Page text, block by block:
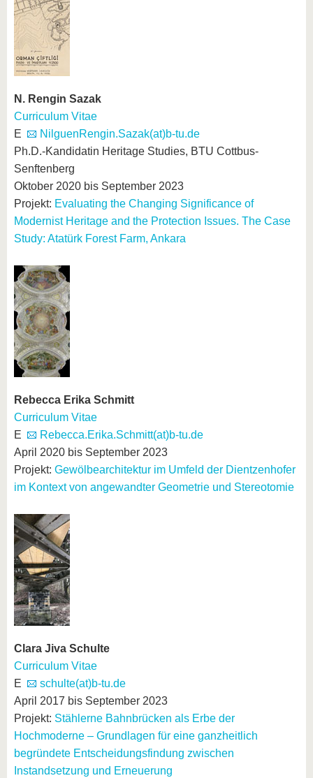
N. Rengin Sazak
Curriculum Vitae
E
NilguenRengin.Sazak(at)b-tu.de
Ph.D.-Kandidatin Heritage Studies, BTU Cottbus-
Senftenberg
Oktober 2020 bis September 2023
Projekt: Evaluating the Changing Significance of
Modernist Heritage and the Protection Issues. The Case
Study: Atatürk Forest Farm, Ankara
Rebecca Erika Schmitt
Curriculum Vitae
E
Rebecca.Erika.Schmitt(at)b-tu.de
April 2020 bis September 2023
Projekt: Gewölbearchitektur im Umfeld der Dientzenhofer
im Kontext von angewandter Geometrie und Stereotomie
Clara Jiva Schulte
Curriculum Vitae
E
schulte(at)b-tu.de
April 2017 bis September 2023
Projekt: Stählerne Bahnbrücken als Erbe der
Hochmoderne – Grundlagen für eine ganzheitlich
begründete Entscheidungsfindung zwischen
Instandsetzung und Erneuerung